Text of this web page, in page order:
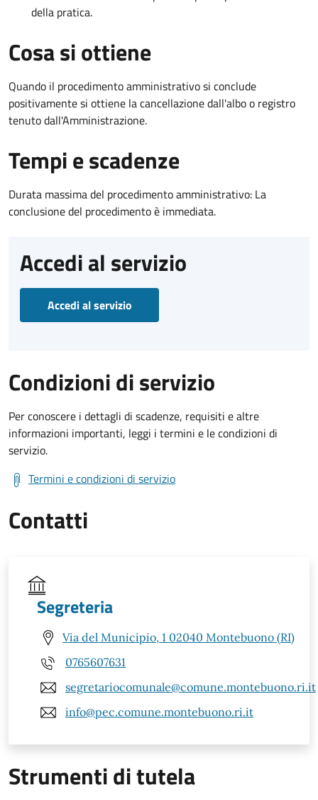
della pratica.
Cosa si ottiene
Quando il procedimento amministrativo si conclude
positivamente si ottiene la cancellazione dall'albo o registro
tenuto dall'Amministrazione.
Tempi e scadenze
Durata massima del procedimento amministrativo: La
conclusione del procedimento è immediata.
Accedi al servizio
Accedi al servizio
Condizioni di servizio
Per conoscere i dettagli di scadenze, requisiti e altre
informazioni importanti, leggi i termini e le condizioni di
servizio.
Termini e condizioni di servizio
Contatti
Segreteria
Via del Municipio, 1 02040 Montebuono (RI)
0765607631
segretariocomunale@comune.montebuono.ri.it
info@pec.comune.montebuono.ri.it
Strumenti di tutela